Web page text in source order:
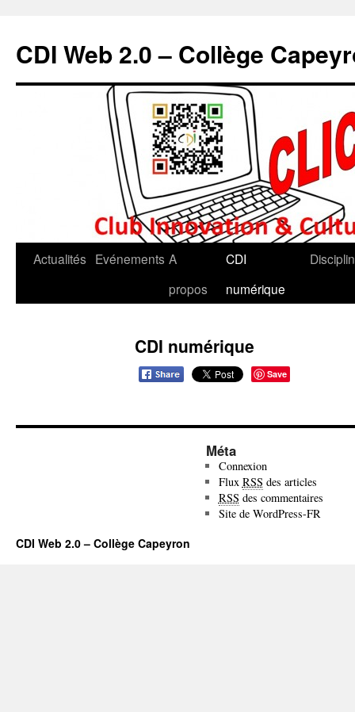
CDI Web 2.0 – Collège
Actualités Evénements A
propos
CDI
numérique
CDI numérique
Save
Méta
Connexion
Flux RSS des articles
RSS des commentaires
Site de WordPress-FR
CDI Web 2.0 – Collège Capeyron